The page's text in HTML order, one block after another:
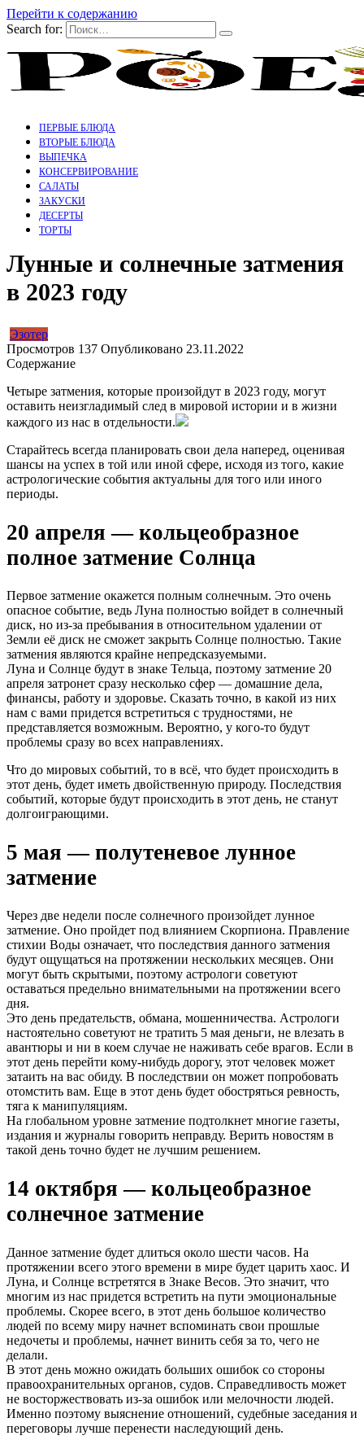
Перейти к содержанию
Search for:
ПЕРВЫЕ БЛЮДА
ВТОРЫЕ БЛЮДА
ВЫПЕЧКА
КОНСЕРВИРОВАНИЕ
САЛАТЫ
ЗАКУСКИ
ДЕСЕРТЫ
ТОРТЫ
Лунные и солнечные затмения
в 2023 году
Эзотер
Просмотров 137 Опубликовано 23.11.2022
Содержание
Четыре затмения, которые произойдут в 2023 году, могут
оставить неизгладимый след в мировой истории и в жизни
каждого из нас в отдельности.
Старайтесь всегда планировать свои дела наперед, оценивая
шансы на успех в той или иной сфере, исходя из того, какие
астрологические события актуальны для того или иного
периоды.
20 апреля — кольцеобразное
полное затмение Солнца
Первое затмение окажется полным солнечным. Это очень
опасное событие, ведь Луна полностью войдет в солнечный
диск, но из-за пребывания в относительном удалении от
Земли её диск не сможет закрыть Солнце полностью. Такие
затмения являются крайне непредсказуемыми.
Луна и Солнце будут в знаке Тельца, поэтому затмение 20
апреля затронет сразу несколько сфер — домашние дела,
финансы, работу и здоровье. Сказать точно, в какой из них
нам с вами придется встретиться с трудностями, не
представляется возможным. Вероятно, у кого-то будут
проблемы сразу во всех направлениях.
Что до мировых событий, то в всё, что будет происходить в
этот день, будет иметь двойственную природу. Последствия
событий, которые будут происходить в этот день, не станут
долгоиграющими.
5 мая — полутеневое лунное
затмение
Через две недели после солнечного произойдет лунное
затмение. Оно пройдет под влиянием Скорпиона. Правление
стихии Воды означает, что последствия данного затмения
будут ощущаться на протяжении нескольких месяцев. Они
могут быть скрытыми, поэтому астрологи советуют
оставаться предельно внимательными на протяжении всего
дня.
Это день предательств, обмана, мошенничества. Астрологи
настоятельно советуют не тратить 5 мая деньги, не влезать в
авантюры и ни в коем случае не наживать себе врагов. Если в
этот день перейти кому-нибудь дорогу, этот человек может
затаить на вас обиду. В последствии он может попробовать
отомстить вам. Еще в этот день будет обостряться ревность,
тяга к манипуляциям.
На глобальном уровне затмение подтолкнет многие газеты,
издания и журналы говорить неправду. Верить новостям в
такой день точно будет не лучшим решением.
14 октября — кольцеобразное
солнечное затмение
Данное затмение будет длиться около шести часов. На
протяжении всего этого времени в мире будет царить хаос. И
Луна, и Солнце встретятся в Знаке Весов. Это значит, что
многим из нас придется встретить на пути эмоциональные
проблемы. Скорее всего, в этот день большое количество
людей по всему миру начнет вспоминать свои прошлые
недочеты и проблемы, начнет винить себя за то, чего не
делали.
В этот день можно ожидать больших ошибок со стороны
правоохранительных органов, судов. Справедливость может
не восторжествовать из-за ошибок или мелочности людей.
Именно поэтому выяснение отношений, судебные заседания и
переговоры лучше перенести наследующий день.